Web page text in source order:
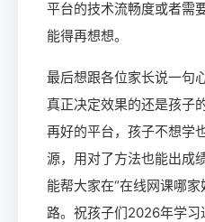
平台的技术流畅度或者需
能得再想想。
最后想跟各位家长说一句
真正决定效果的还是孩子
再好的平台，孩子不想学
源，用对了方法也能出成
能帮大家在“在线网课哪
路。祝孩子们2026年学习